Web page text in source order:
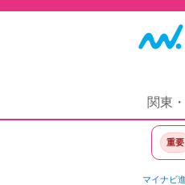
関東
重要
マイナビ